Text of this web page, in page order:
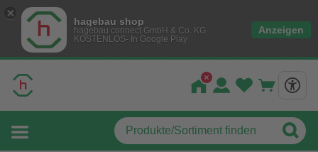
hagebau shop
hagebau connect GmbH & Co. KG
KOSTENLOS- In Google Play
Anzeigen